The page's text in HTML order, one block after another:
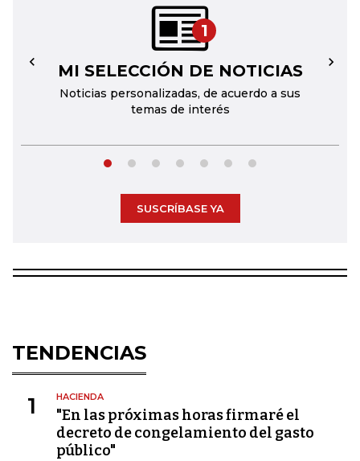
1
MI SELECCIÓN DE NOTICIAS
Noticias personalizadas, de acuerdo a sus
temas de interés
← →
SUSCRÍBASE YA
TENDENCIAS
1 HACIENDA
"En las próximas horas firmaré el
decreto de congelamiento del gasto
público"